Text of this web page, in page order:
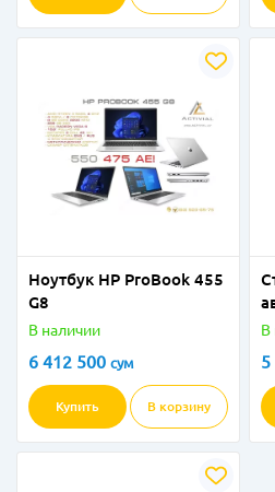
Ноутбук HP ProBook 455
G8
В наличии
6 412 500 сум
Купить В корзину
В
5